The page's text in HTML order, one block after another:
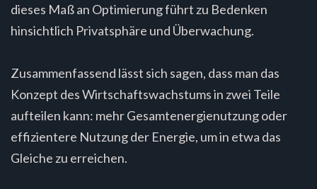
dieses Maß an Optimierung führt zu Bedenken
hinsichtlich Privatsphäre und Überwachung.
Zusammenfassend lässt sich sagen, dass man das
Konzept des Wirtschaftswachstums in zwei Teile
aufteilen kann: mehr Gesamtenergienutzung oder
effizientere Nutzung der Energie, um in etwa das
Gleiche zu erreichen.